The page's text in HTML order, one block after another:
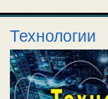
#свободаволи,
Технологии